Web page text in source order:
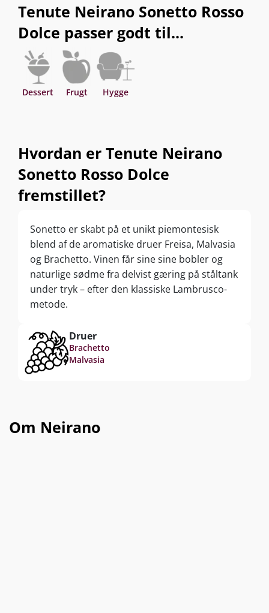
Tenute Neirano Sonetto Rosso
Dolce passer godt til...
Dessert Frugt Hygge
Hvordan er Tenute Neirano
Sonetto Rosso Dolce
fremstillet?
Sonetto er skabt på et unikt piemontesisk
blend af de aromatiske druer Freisa, Malvasia
og Brachetto. Vinen får sine sine bobler og
naturlige sødme fra delvist gæring på ståltank
under tryk – efter den klassiske Lambrusco-
metode.
Druer
Brachetto
Malvasia
Om Neirano